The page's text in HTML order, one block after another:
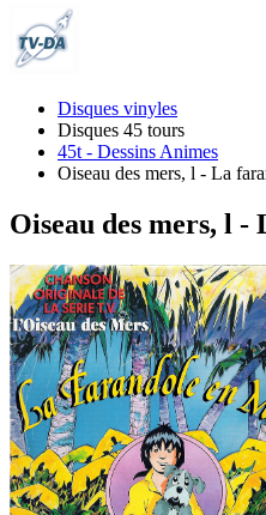
Disques vinyles
Disques 45 tours
45t - Dessins Animes
Oiseau des mers, l - La
Oiseau des mers, l